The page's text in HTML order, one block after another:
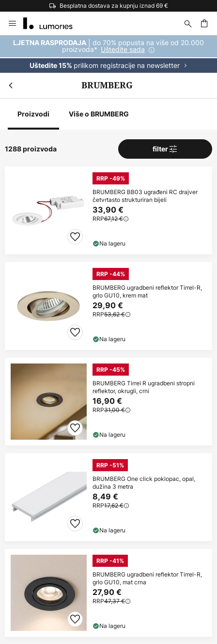
Besplatna dostava za kupnju iznad 69 €
to
Content
LJETNA RASPRODAJA | do 70% popusta na više od 20.000
proizvoda* Uštedite sada
Uštedite 15% prilikom registracije na newsletter
BRUMBERG
Proizvodi Više o BRUMBERG
1288 proizvoda filter
RRP -49%
BRUMBERG BB03 ugrađeni RC drajver
četvrtasto strukturiran bijeli
33,90 €
RRP67,12 €
Na lageru
RRP -44%
BRUMBERG ugradbeni reflektor Tirrel-R,
grlo GU10, krem mat
29,90 €
RRP53,62 €
Na lageru
RRP -45%
BRUMBERG Tirrel R ugradbeni stropni
reflektor, okrugli, crni
16,90 €
RRP31,00 €
Na lageru
RRP -51%
BRUMBERG One click poklopac, opal,
dužina 3 metra
8,49 €
RRP17,62 €
Na lageru
RRP -41%
BRUMBERG ugradbeni reflektor Tirrel-R,
grlo GU10, mat crna
27,90 €
RRP47,37 €
Na lageru